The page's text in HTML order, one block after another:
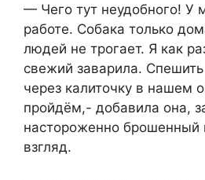
— Чего тут неудобного! У
работе. Собака только
людей не трогает. Я как
свежий заварила.
через калиточку в нашем
пройдём,- добавила она,
настороженно брошенный
взгляд.